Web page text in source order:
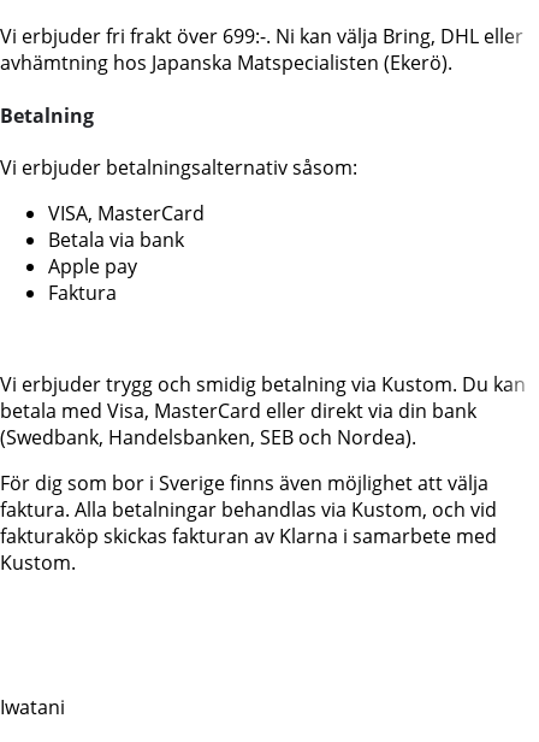
Vi erbjuder fri frakt över 699:-. Ni kan välja Bring, DHL eller
avhämtning hos Japanska Matspecialisten (Ekerö).
Betalning
Vi erbjuder betalningsalternativ såsom:
VISA, MasterCard
Betala via bank
Apple pay
Faktura
Vi erbjuder trygg och smidig betalning via Kustom. Du kan
betala med Visa, MasterCard eller direkt via din bank
(Swedbank, Handelsbanken, SEB och Nordea).
För dig som bor i Sverige finns även möjlighet att välja
faktura. Alla betalningar behandlas via Kustom, och vid
fakturaköp skickas fakturan av Klarna i samarbete med
Kustom.
Iwatani